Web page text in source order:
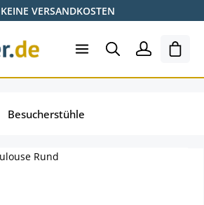
KEINE VERSANDKOSTEN
Besucherstühle